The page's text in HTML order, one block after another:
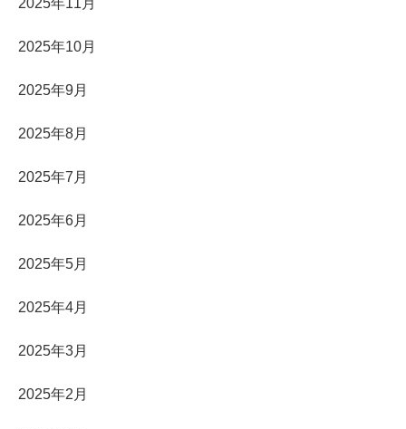
2025年11月
2025年10月
2025年9月
2025年8月
2025年7月
2025年6月
2025年5月
2025年4月
2025年3月
2025年2月